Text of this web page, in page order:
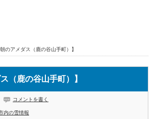
朝のアメダス（鹿の谷山手町）】
（鹿の谷山手町）】
コメントを書く
内の雪情報